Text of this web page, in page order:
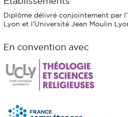
Diplôme délivré conjointement par
Lyon et l’Université Jean Moulin
En convention avec